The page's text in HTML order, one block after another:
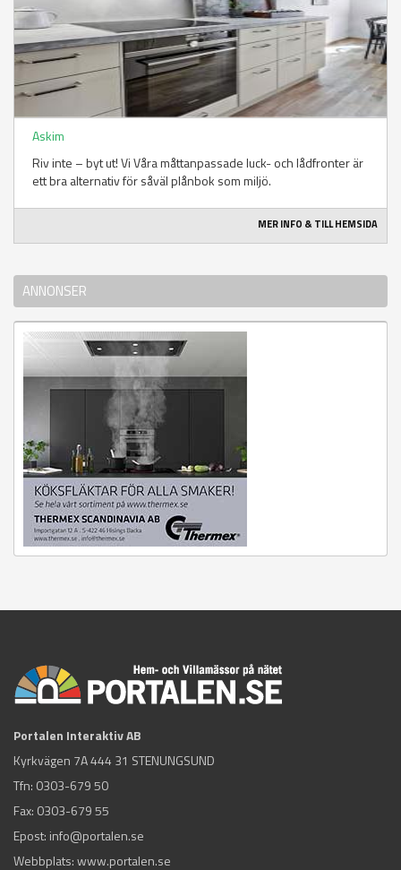
Askim
Riv inte – byt ut! Vi Våra måttanpassade luck- och lådfronter är
ett bra alternativ för såväl plånbok som miljö.
MER INFO & TILL HEMSIDA
ANNONSER
Portalen Interaktiv AB
Kyrkvägen 7A 444 31 STENUNGSUND
Tfn: 0303-679 50
Fax: 0303-679 55
Epost: info@portalen.se
Webbplats: www.portalen.se